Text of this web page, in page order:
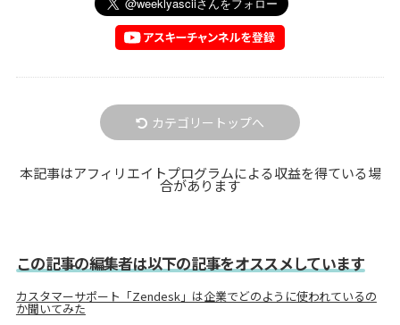
カテゴリートップへ
本記事はアフィリエイトプログラムによる収益を得ている場
合があります
この記事の編集者は以下の記事をオススメしています
カスタマーサポート「Zendesk」は企業でどのように使われているの
か聞いてみた